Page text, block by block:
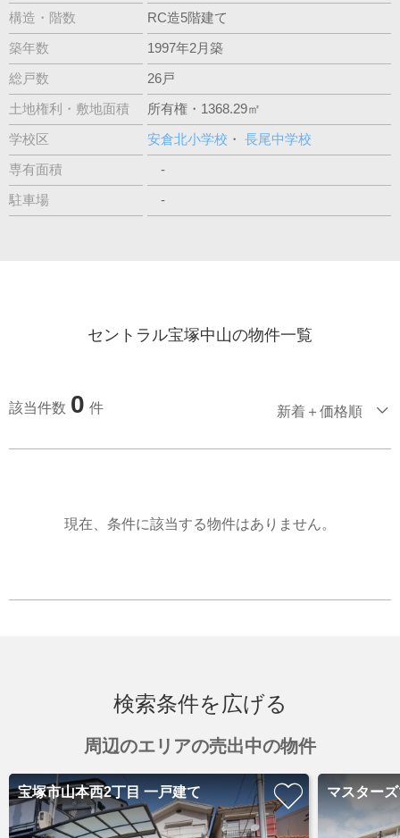
構造・階数 RC造5階建て
築年数 1997年2月築
総戸数 26戸
土地権利・敷地面積 所有権・1368.29㎡
学校区 安倉北小学校 ・ 長尾中学校
専有面積 -
駐車場 -
セントラル宝塚中山の物件一覧
該当件数 0 件 新着＋価格順
現在、条件に該当する物件はありません。
検索条件を広げる
周辺のエリアの売出中の物件
宝塚市山本西2丁目 一戸建て マスター